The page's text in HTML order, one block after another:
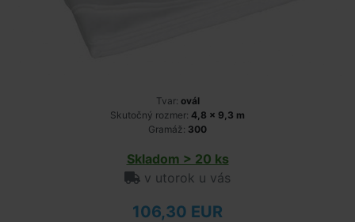
Tvar: ovál
Skutočný rozmer: 4,8 x 9,3 m
Gramáž: 300
Skladom > 20 ks
v utorok u vás
106,30 EUR